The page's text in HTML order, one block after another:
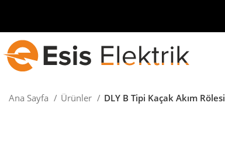
Ana Sayfa Ürünler DLY B Tipi Kaçak Akım Rölesi